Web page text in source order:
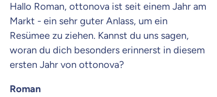
Hallo Roman, ottonova ist seit einem Jahr am
Markt - ein sehr guter Anlass, um ein
Resümee zu ziehen. Kannst du uns sagen,
woran du dich besonders erinnerst in diesem
ersten Jahr von ottonova?
Roman
Versicherungsprodukt wählen
Krankenvoll